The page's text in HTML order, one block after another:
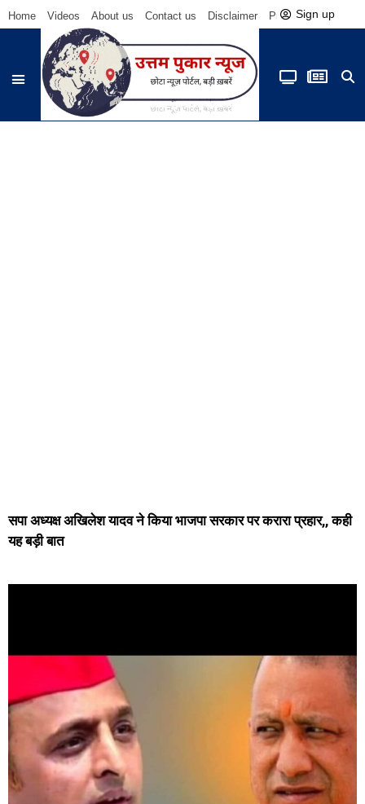
Home Videos About us Contact us Disclaimer Privacy Policy
Sign up
सपा अध्यक्ष अखिलेश यादव ने किया भाजपा सरकार पर करारा प्रहार,, कही
यह बड़ी बात